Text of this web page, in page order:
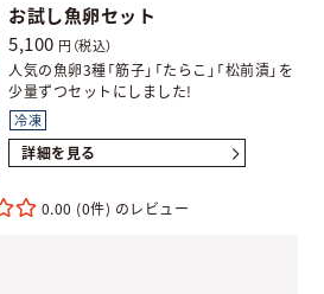
お試し魚卵セット
5,100 円（税込）
人気の魚卵3種「筋子」「たらこ」「松前漬」を
少量ずつセットにしました!
冷凍
詳細を見る
0.00 (0件)